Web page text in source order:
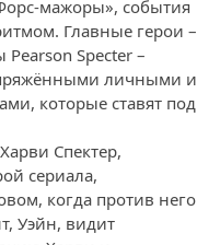
мажоры», события
Главные герои –
Specter –
личными и
которые ставят под
Спектер,
сериала,
когда против него
Уэйн, видит